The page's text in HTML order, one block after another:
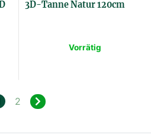
3D-Tanne Natur 120cm
Vorrätig
2